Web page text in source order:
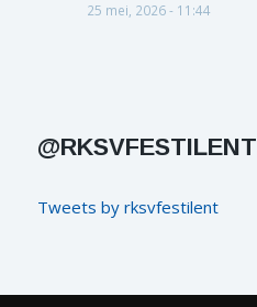
25 mei, 2026 - 11:44
@RKSVFESTILENT
Tweets by rksvfestilent